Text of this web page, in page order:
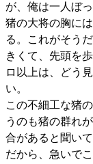
が、俺は一人ぼ
猪の大将の胸に
る。これがそう
きくて、先頭を
ロ以上は、どう
い。
この不細工な猪
うのも猪の群れ
合があると聞いて
だから、急いで